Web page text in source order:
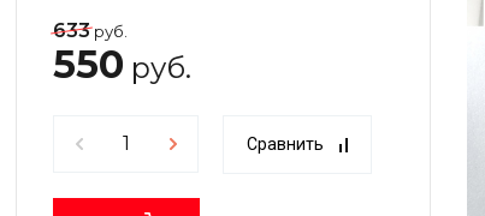
633руб.
550 руб.
Сравнить